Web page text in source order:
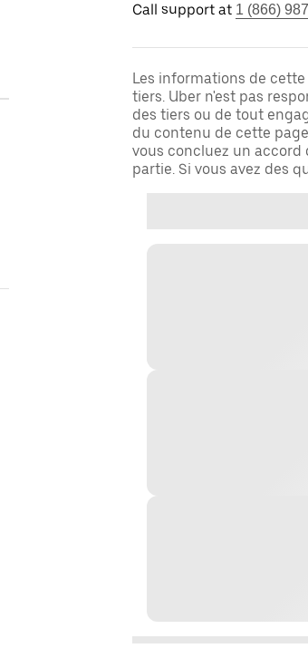
Call support at 1 (866)
Les informations de
tiers. Uber n'est pas
des tiers ou de tout
du contenu de cette
vous concluez un accord
partie. Si vous avez des